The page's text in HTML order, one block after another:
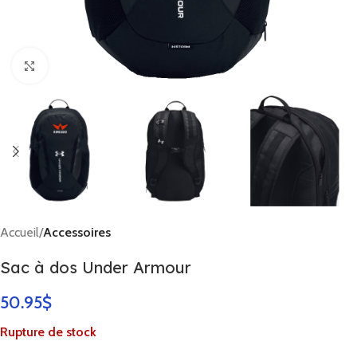
Click to enlarge
Accueil Accessoires
Sac à dos Under Armour
50.95$
Rupture de stock